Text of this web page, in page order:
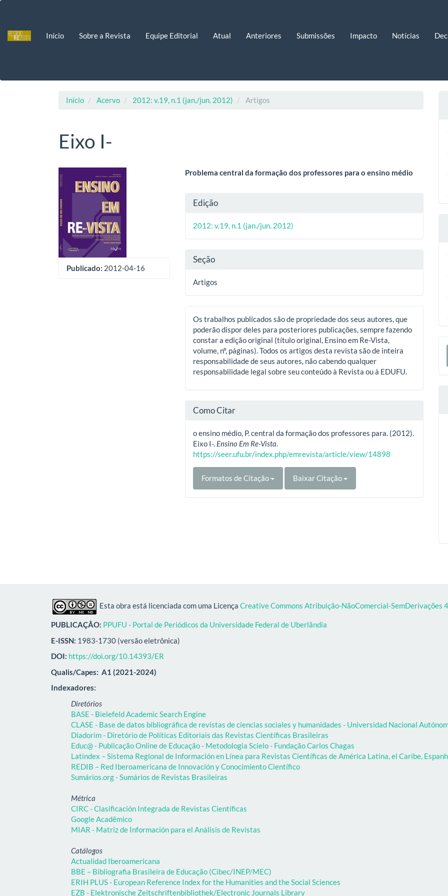
principalInício Sobre a Revista Equipe Editorial Atual Anteriores Submissões Impacto Notícias
Início Acervo 2012: v.19, n.1 (jan./jun. 2012) Artigos
Eixo I-
Barra
lateral
de
artigos
Publicado: 2012-04-16
Conteúdo
artigo
principal
Problema central da formação dos professores para o ensino médio
Detalhes
do
Edição
2012: v.19, n.1 (jan./jun. 2012)
Seção
Artigos
Os trabalhos publicados são de propriedade dos seus autores, que
poderão dispor deles para posteriores publicações, sempre fazendo
constar a edição original (título original, Ensino em Re-Vista,
volume, nº, páginas). Todos os artigos desta revista são de inteira
responsabilidade de seus autores, não cabendo qualquer
responsabilidade legal sobre seu conteúdo à Revista ou à EDUFU.
Como Citar
o ensino médio, P. central da formação dos professores para. (2012).
Eixo I-. Ensino Em Re-Vista.
https://seer.ufu.br/index.php/emrevista/article/view/14898
Formatos de Citação Baixar Citação
Esta obra está licenciada com uma Licença Creative Commons Atribuição-NãoComercial-SemDerivações
PUBLICAÇÃO: PPUFU - Portal de Periódicos da Universidade Federal de Uberlândia
E-ISSN: 1983-1730 (versão eletrônica)
DOI: https://doi.org/10.14393/ER
Qualis/Capes: A1 (2021-2024)
Indexadores:
Diretórios
BASE - Bielefeld Academic Search Engine
CLASE - Base de datos bibliográfica de revistas de ciencias sociales y humanidades - Universidad Nacional
Diadorim - Diretório de Políticas Editoriais das Revistas Científicas Brasileiras
Educ@ - Publicação Online de Educação - Metodologia Scielo - Fundação Carlos Chagas
Latindex – Sistema Regional de Información en Línea para Revistas Científicas de América Latina, el Caribe,
REDIB – Red Iberoamericana de Innovación y Conocimiento Científico
Sumários.org - Sumários de Revistas Brasileiras
Métrica
CIRC - Clasificación Integrada de Revistas Científicas
Google Acadêmico
MIAR - Matriz de Información para el Análisis de Revistas
Catálogos
Actualidad Iberoamericana
BBE – Bibliografia Brasileira de Educação (Cibec/INEP/MEC)
ERIH PLUS - European Reference Index for the Humanities and the Social Sciences
EZB - Elektronische Zeitschriftenbibliothek/Electronic Journals Library